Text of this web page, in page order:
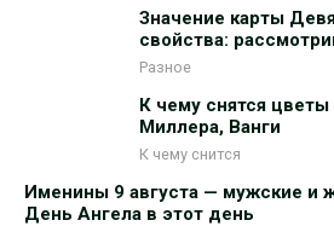
Значение карты
свойства:
Разное
К чему снятся
Миллера, Ванги
К чему снится
Именины 9 августа — мужские и
День Ангела в этот день